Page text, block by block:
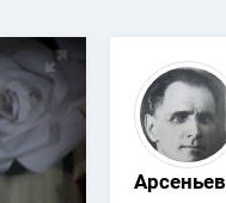
Арсеньев